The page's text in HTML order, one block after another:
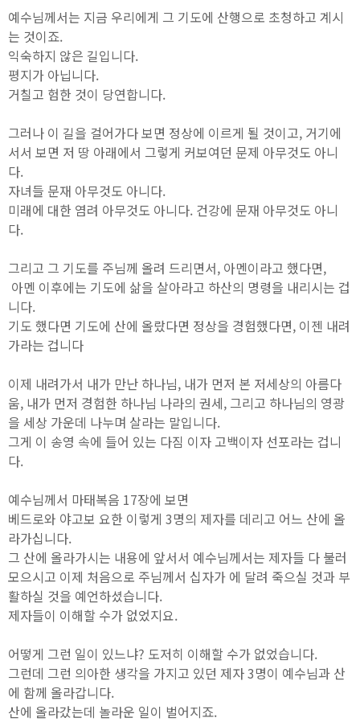
예수님께서는 지금 우리에게 그 기도에 산행으로 초청하고 계시
는 것이죠.
익숙하지 않은 길입니다.
평지가 아닙니다.
거칠고 험한 것이 당연합니다.
그러나 이 길을 걸어가다 보면 정상에 이르게 될 것이고, 거기에
서서 보면 저 땅 아래에서 그렇게 커보여던 문제 아무것도 아니
다.
자녀들 문재 아무것도 아니다.
미래에 대한 염려 아무것도 아니다. 건강에 문재 아무것도 아니
다.
그리고 그 기도를 주님께 올려 드리면서, 아멘이라고 했다면,
아멘 이후에는 기도에 삶을 살아라고 하산의 명령을 내리시는 겁
니다.
기도 했다면 기도에 산에 올랐다면 정상을 경험했다면, 이젠 내려
가라는 겁니다
이제 내려가서 내가 만난 하나님, 내가 먼저 본 저세상의 아름다
움, 내가 먼저 경험한 하나님 나라의 권세, 그리고 하나님의 영광
을 세상 가운데 나누며 살라는 말입니다.
그게 이 송영 속에 들어 있는 다짐 이자 고백이자 선포라는 겁니
다.
예수님께서 마태복음 17장에 보면
베드로와 야고보 요한 이렇게 3명의 제자를 데리고 어느 산에 올
라가십니다.
그 산에 올라가시는 내용에 앞서서 예수님께서는 제자들 다 불러
모으시고 이제 처음으로 주님께서 십자가 에 달려 죽으실 것과 부
활하실 것을 예언하셨습니다.
제자들이 이해할 수가 없었지요.
어떻게 그런 일이 있느냐? 도저히 이해할 수가 없었습니다.
그런데 그런 의아한 생각을 가지고 있던 제자 3명이 예수님과 산
에 함께 올라갑니다.
산에 올라갔는데 놀라운 일이 벌어지죠.